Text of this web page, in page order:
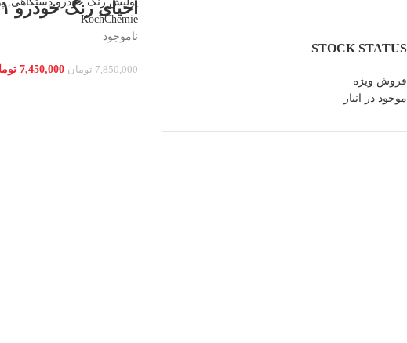
STOCK STATUS
فروش ویژه
موجود در انبار
احیای رنگ خودرو ۱ لیتری
KochChemie
ناموجود
7,850,000 تومان 7,450,000